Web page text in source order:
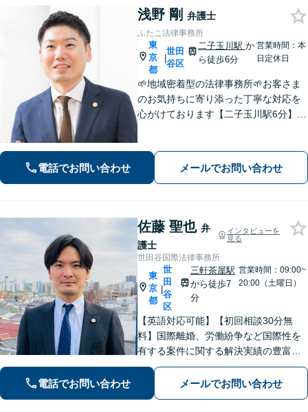
浅野 剛 弁護士
ふたこ法律事務所
東
京
都
|
世田
谷区
二子玉川駅 か
ら徒歩6分
営業時間：本
日定休日
🌱地域密着型の法律事務所🌱お客さま
のお気持ちに寄り添った丁寧な対応を
心がけております【二子玉川駅6分】個
契約後は「弁護士が全て対応いたしま
す」【交通事故・離婚】はお任せくだ
電話でお問い合わせ メールでお問い合わせ
佐藤 聖也 弁
護士
インタビューを
見る
世田谷国際法律事務所
東
京
都
|
世
田
谷
区
三軒茶屋駅
から徒歩7
分
営業時間：09:00~
20:00（土曜日）
【英語対応可能】【初回相談30分無
料】国際離婚、労働紛争など国際性を
有する案件に関する解決実績の豊富な
弁護士が丁寧に対応いたします【夜
間・休日・オンライン対応も可】【三
軒茶屋駅徒歩7分】
電話でお問い合わせ メールでお問い合わせ